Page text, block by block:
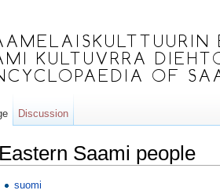
Eastern Saami people
suomi
Discussion